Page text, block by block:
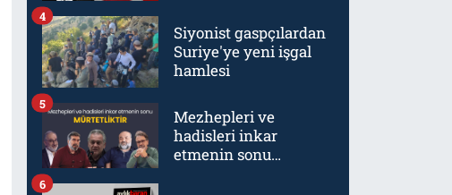
Siyonist gaspçılardan
Suriye'ye yeni işgal
hamlesi
4
Mezhepleri ve
hadisleri inkar
etmenin sonu
5
6